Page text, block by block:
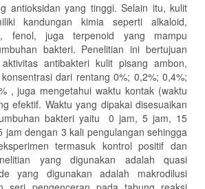
antioksidan yang tinggi. Selain itu, kulit
kandungan kimia seperti alkaloid,
fenol, juga terpenoid yang mampu
bakteri. Penelitian ini bertujuan
antibakteri kulit pisang ambon,
dari rentang 0%; 0,2%; 0,4%;
, juga mengetahui waktu kontak (waktu
efektif. Waktu yang dipakai disesuaikan
bakteri yaitu 0 jam, 5 jam, 15
jam dengan 3 kali pengulangan sehingga
termasuk kontrol positif dan
yang digunakan adalah quasi
yang digunakan adalah makrodilusi